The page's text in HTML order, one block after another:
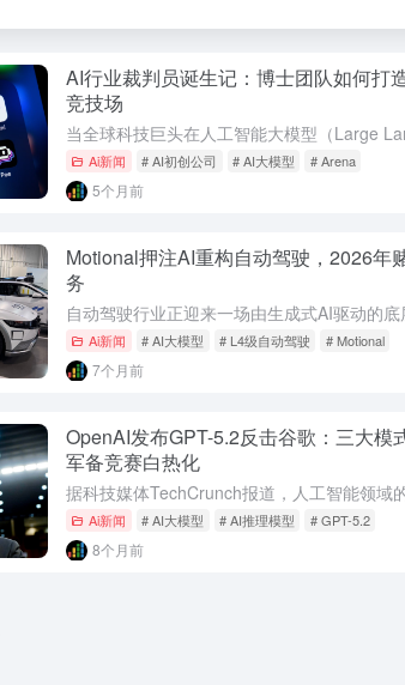
AI行业裁判员诞生记：博士团队如何打
竞技场
Ai新闻 # AI初创公司 # AI大模型 # Arena
5个月前
Motional押注AI重构自动驾驶，2026年
务
Ai新闻 # AI大模型 # L4级自动驾驶 # Motional
7个月前
OpenAI发布GPT-5.2反击谷歌：三大模
军备竞赛白热化
Ai新闻 # AI大模型 # AI推理模型 # GPT-5.2
8个月前